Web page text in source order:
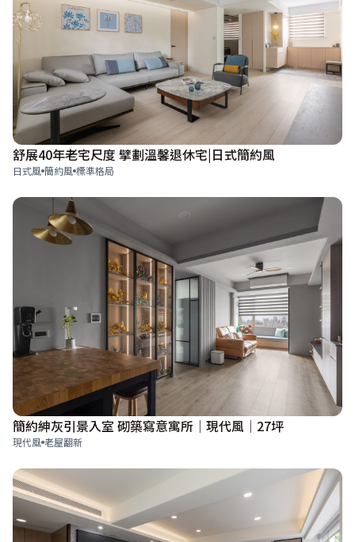
舒展40年老宅尺度 擘劃溫馨退休宅|日式簡約風
日式風 簡約風 標準格局
簡約紳灰引景入室 砌築寫意寓所│現代風│27坪
現代風 老屋翻新